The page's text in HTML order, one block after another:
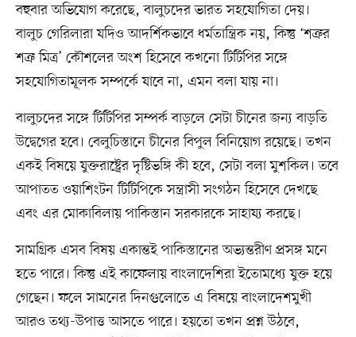
বহুবার অভিযোগ করেছে, বালুচদের ভারত সহযোগিতা দেয়।
বালুচ গেরিলারা যদিও আদর্শিকভাবে ধর্মতান্ত্রিক নয়, কিন্তু ‘শত্রুর
শত্রু মিত্র’ কৌশলের অংশ হিসেবে কখনো টিটিপির সঙ্গে
সহযোগিতামূলক সম্পর্কে যাবে না, এমন বলা যায় না।
বালুচদের সঙ্গে টিটিপির সম্পর্ক বাড়লে সেটা চীনের জন্য বাড়তি
উদ্বেগের হবে। বেলুচিস্তানে চীনের বিপুল বিনিয়োগ রয়েছে। তখন
একই বিষয়ে যুক্তরাষ্ট্রের দৃষ্টিভঙ্গি কী হবে, সেটা বলা মুশকিল। তবে
আপাতত ওয়াশিংটন টিটিপিকে সন্ত্রাসী সংগঠন হিসেবে দেখছে
এবং এর মোকাবিলায় পাকিস্তান সরকারকে সাহায্য করছে।
সামগ্রিক এসব বিষয় একান্তই পাকিস্তানের অভ্যন্তরীণ প্রসঙ্গ মনে
হতে পারে। কিন্তু এই কাফেলায় বাংলাদেশিরা ইতোমধ্যে যুক্ত হয়ে
গেছেন। ফলে সামনের দিনগুলোতে এ বিষয়ে বাংলাদেশমুখী
আরও তথ্য-উপাত্ত আসতে পারে। হয়তো তখন প্রশ্ন উঠবে,